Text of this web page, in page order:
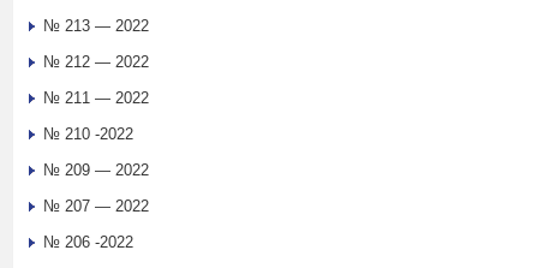
№ 213 — 2022
№ 212 — 2022
№ 211 — 2022
№ 210 -2022
№ 209 — 2022
№ 207 — 2022
№ 206 -2022